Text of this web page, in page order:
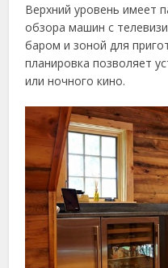
Верхний уровень имеет
обзора машин с
баром и зоной для
планировка позволяет
или ночного кино.